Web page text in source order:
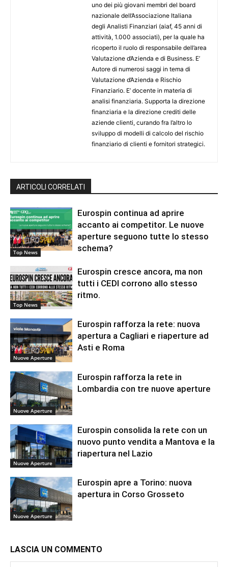
uno dei più giovani membri del board
nazionale dell’Associazione Italiana
degli Analisti Finanziari (aiaf, 45 anni di
attività, 1.000 associati), per la quale ha
ricoperto il ruolo di responsabile dell’area
Valutazione d’Azienda e di Business. E’
Autore di numerosi saggi in tema di
Valutazione d’Azienda e Rischio
Finanziario. E’ docente in materia di
analisi finanziaria. Supporta la direzione
finanziaria e la direzione crediti delle
aziende clienti, curando fra l’altro lo
sviluppo di modelli di calcolo del rischio
finanziario di clienti e fornitori strategici.
ARTICOLI CORRELATI
Top News
Eurospin continua ad aprire
accanto ai competitor. Le nuove
aperture seguono tutte lo stesso
schema?
Top News
Eurospin cresce ancora, ma non
tutti i CEDI corrono allo stesso
ritmo.
Nuove Aperture
Eurospin rafforza la rete: nuova
apertura a Cagliari e riaperture ad
Asti e Roma
Nuove Aperture
Eurospin rafforza la rete in
Lombardia con tre nuove aperture
Nuove Aperture
Eurospin consolida la rete con un
nuovo punto vendita a Mantova e la
riapertura nel Lazio
Nuove Aperture
Eurospin apre a Torino: nuova
apertura in Corso Grosseto
LASCIA UN COMMENTO